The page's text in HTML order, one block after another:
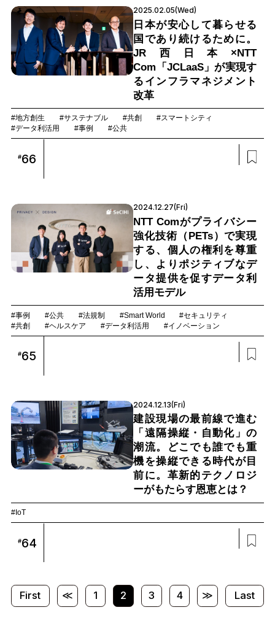
2025.02.05(Wed)
日本が安心して暮らせる
国であり続けるために。
JR西日本×NTT
Com「JCLaaS」が実現す
るインフラマネジメント
改革
#地方創生 #サステナブル #共創
#スマートシティ
#データ利活用
#事例 #公共
#66
2024.12.27(Fri)
NTT Comがプライバシー
強化技術（PETs）で実現
する、個人の権利を尊重
し、よりポジティブなデ
ータ提供を促すデータ利
活用モデル
#事例 #公共 #法規制 #Smart World
#セキュリティ
#共創
#ヘルスケア #データ利活用 #イノベーション
#65
2024.12.13(Fri)
建設現場の最前線で進む
「遠隔操縦・自動化」の
潮流。どこでも誰でも重
機を操縦できる時代が目
前に。革新的テクノロジ
ーがもたらす恩恵とは？
#IoT
#64
First ≪ 1 2 3 4 ≫ Last